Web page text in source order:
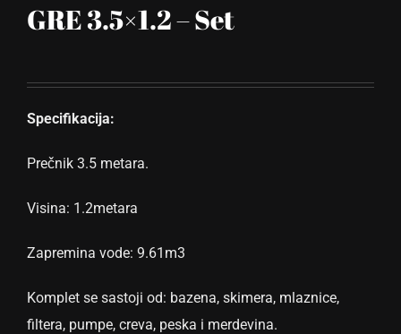
GRE 3.5×1.2 – Set
Specifikacija:
Prečnik 3.5 metara.
Visina: 1.2metara
Zapremina vode: 9.61m3
Komplet se sastoji od: bazena, skimera, mlaznice,
filtera, pumpe, creva, peska i merdevina.